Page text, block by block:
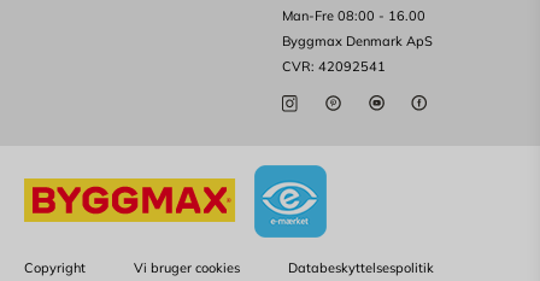
Man-Fre 08:00 - 16.00
Byggmax Denmark ApS
CVR: 42092541
Copyright Vi bruger cookies Databeskyttelsespolitik